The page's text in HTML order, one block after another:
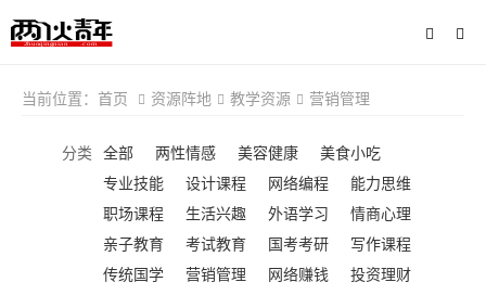
当前位置： 首页 资源阵地 教学资源 营销管理
分类 全部 两性情感 美容健康
美食小吃
专业技能
设计课程 网络编程
能力思维
职场课程
生活兴趣 外语学习
情商心理
亲子教育
考试教育 国考考研
写作课程
传统国学
营销管理 网络赚钱 投资理财